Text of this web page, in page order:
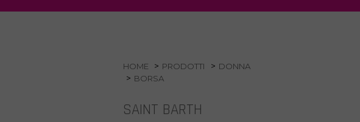
HOME PRODOTTI
DONNA
BORSA
SAINT BARTH